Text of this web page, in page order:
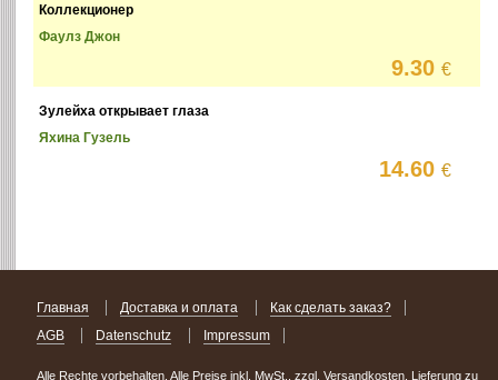
Коллекционер
Фаулз Джон
9.30€
Зулейха открывает глаза
Яхина Гузель
14.60€
Главная Доставка и оплата
Как сделать заказ?
AGB
Datenschutz Impressum
Alle Rechte vorbehalten. Alle Preise inkl. MwSt., zzgl. Versandkosten. Lieferung zu